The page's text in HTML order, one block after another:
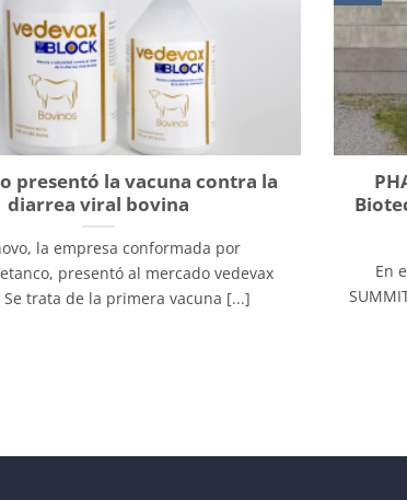
presentó la vacuna contra la
diarrea viral bovina
la empresa conformada por
presentó al mercado vedevax
Se trata de la primera vacuna [...]
En